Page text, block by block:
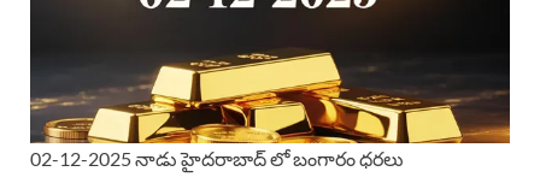
02-12-2025 నాడు హైదరాబాద్ లో బంగారం ధరలు